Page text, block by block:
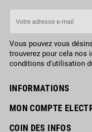
Vous pouvez vous
trouverez pour cela nos
conditions d'utilisation
INFORMATIONS
MON COMPTE
COIN DES INFOS